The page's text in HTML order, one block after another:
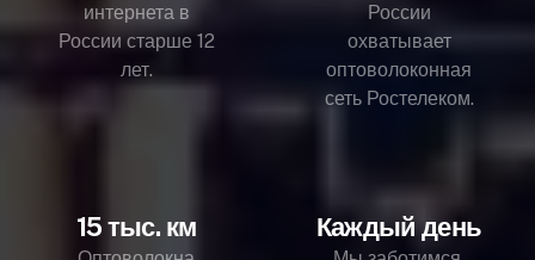
интернета в
России старше 12
лет.
России
охватывает
оптоволоконная
сеть Ростелеком.
15 тыс. км Каждый день